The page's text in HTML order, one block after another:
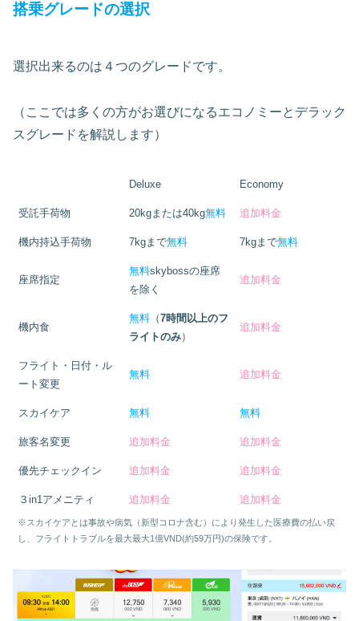
搭乗グレードの選択
選択出来るのは４つのグレードです。
（ここでは多くの方がお選びになるエコノミーとデラック
スグレードを解説します）
Deluxe Economy
受託手荷物 20kgまたは40kg無料 追加料金
機内持込手荷物 7kgまで無料 7kgまで無料
座席指定
無料skybossの座席
を除く
追加料金
機内食
無料 （7時間以上のフ
ライトのみ）
追加料金
フライト・日付・ル
ート変更
無料 追加料金
スカイケア 無料 無料
旅客名変更 追加料金 追加料金
優先チェックイン 追加料金 追加料金
３in1アメニティ 追加料金 追加料金
※スカイケアとは事故や病気（新型コロナ含む）により発生した医療費の払い戻
し、フライトトラブルを最大最大1億VND(約59万円)の保険です。